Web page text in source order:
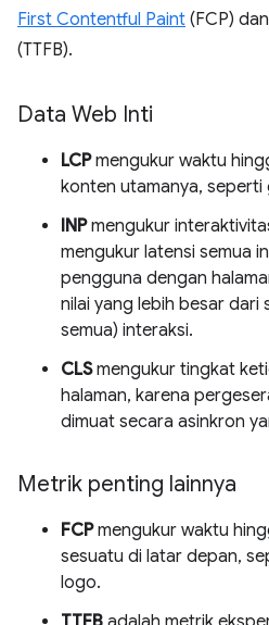
First Contentful Paint (FCP) dan
(TTFB).
Data Web Inti
LCPmengukur waktu
konten utamanya,
INPmengukur
mengukur latensi semua
pengguna dengan
nilai yang lebih besar dari
semua) interaksi.
CLSmengukur tingkat
halaman, karena
dimuat secara asinkron
Metrik penting lainnya
FCPmengukur waktu
sesuatu di latar depan,
logo.